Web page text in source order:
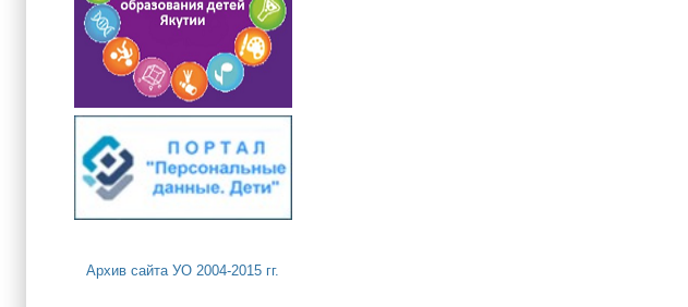
Архив сайта УО 2004-2015 гг.